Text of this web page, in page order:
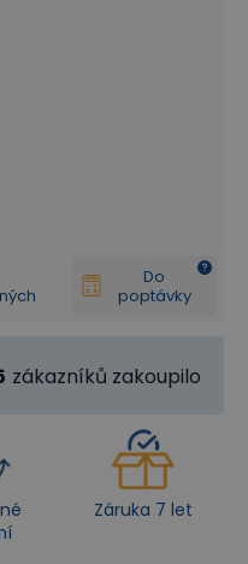
Do
poptávky
zákazníků zakoupilo
Záruka 7 let